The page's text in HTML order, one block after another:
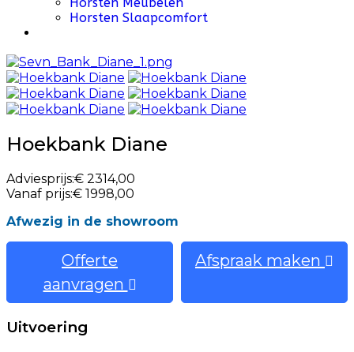
Horsten Slaapcomfort
Hoekbank Diane
Adviesprijs:€ 2314,00
Vanaf prijs:€ 1998,00
Afwezig in de showroom
Offerte
aanvragen
Afspraak maken
Uitvoering